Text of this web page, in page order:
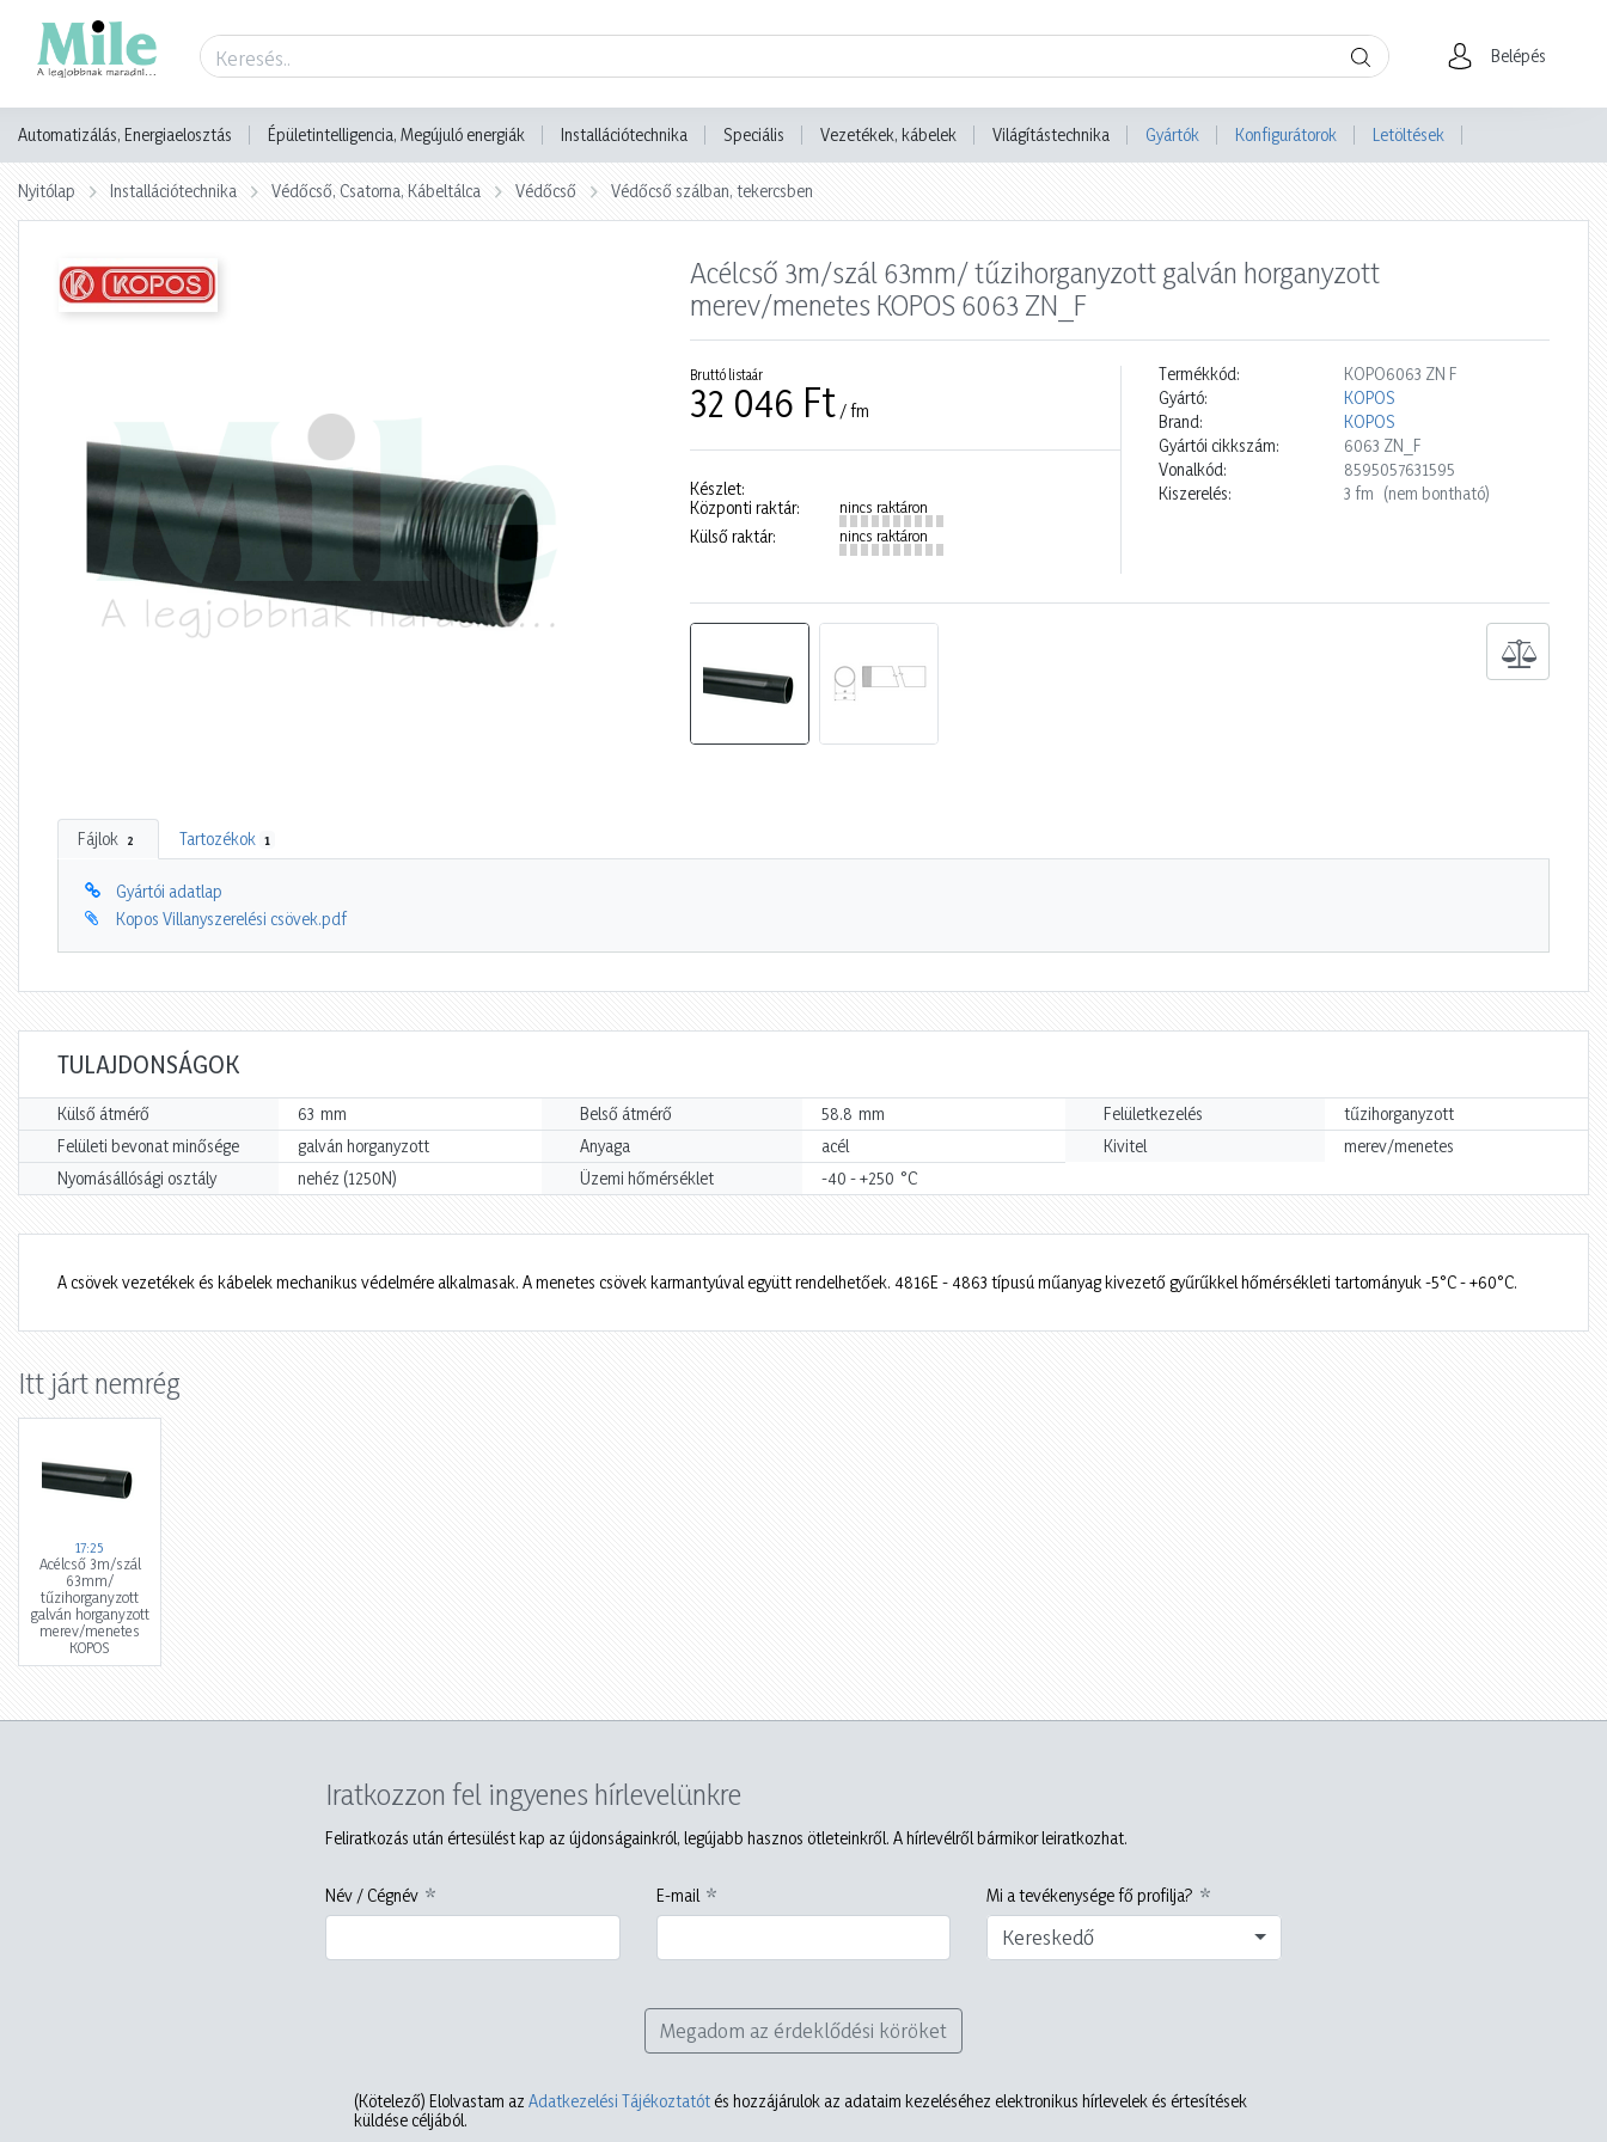
Belépés
Automatizálás, Energiaelosztás Épületintelligencia, Megújuló energiák Installációtechnika Speciális Vezetékek, kábelek Világítástechnika Gyártók Konfigurátorok Letöltések
Nyitólap Installációtechnika Védőcső, Csatorna, Kábeltálca Védőcső Védőcső szálban, tekercsben
Acélcső 3m/szál 63mm/ tűzihorganyzott galván horganyzott
merev/menetes KOPOS 6063 ZN_F
Bruttó listaár
32 046 Ft / fm
Készlet:
Központi raktár:
nincs raktáron
Külső raktár: nincs raktáron
Termékkód:
KOPO6063 ZN F
Gyártó:
KOPOS
Brand:
KOPOS
Gyártói cikkszám:
6063 ZN_F
Vonalkód:
8595057631595
Kiszerelés:
3 fm (nem bontható)
Fájlok 2 Tartozékok 1
Gyártói adatlap
Kopos Villanyszerelési csövek.pdf
TULAJDONSÁGOK
Külső átmérő 63 mm Belső átmérő 58.8 mm Felületkezelés
tűzihorganyzott
Felületi bevonat minősége
galván horganyzott Anyaga acél Kivitel
merev/menetes
Nyomásállósági osztály
nehéz (1250N) Üzemi hőmérséklet -40 - +250 °C
A csövek vezetékek és kábelek mechanikus védelmére alkalmasak. A menetes csövek karmantyúval együtt rendelhetőek. 4816E - 4863 típusú műanyag kivezető gyűrűkkel hőmérsékleti tartományuk -5°C - +60°C.
Itt járt nemrég
17:25
Acélcső 3m/szál
63mm/
tűzihorganyzott
galván horganyzott
merev/menetes
KOPOS
Iratkozzon fel ingyenes hírlevelünkre
Feliratkozás után értesülést kap az újdonságainkról, legújabb hasznos ötleteinkről. A hírlevélről bármikor leiratkozhat.
Név / Cégnév E-mail Mi a tevékenysége fő profilja?
Kereskedő
Megadom az érdeklődési köröket
(Kötelező) Elolvastam az Adatkezelési Tájékoztatót és hozzájárulok az adataim kezeléséhez elektronikus hírlevelek és értesítések
küldése céljából.
Termék adatlap